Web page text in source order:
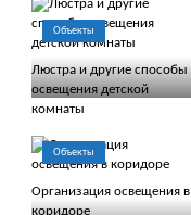
Объекты
Люстра и другие способы
освещения детской
комнаты
Объекты
Организация освещения в
коридоре